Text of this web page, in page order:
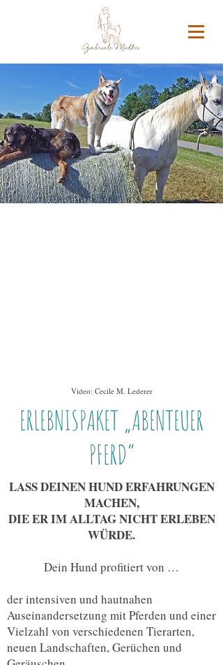
Video: Cecile M. Lederer
ERLEBNISPAKET „ABENTEUER
PFERD“
LASS DEINEN HUND ERFAHRUNGEN
MACHEN,
DIE ER IM ALLTAG NICHT ERLEBEN
WÜRDE.
Dein Hund profitiert von …
der intensiven und hautnahen
Auseinandersetzung mit Pferden und einer
Vielzahl von verschiedenen Tierarten,
neuen Landschaften, Gerüchen und